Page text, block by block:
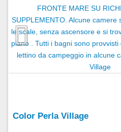
Color Perla Village